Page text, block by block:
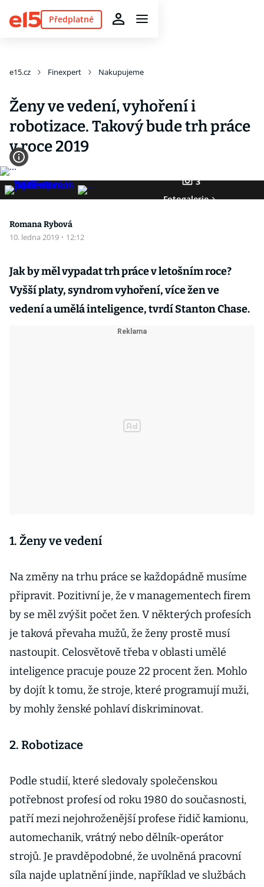
Předplatné
e15.cz Finexpert Nakupujeme
Ženy ve vedení, vyhoření i
robotizace. Takový bude trh práce
v roce 2019
3
Fotogalerie
Romana Rybová
10. ledna 2019 · 12:12
Jak by měl vypadat trh práce v letošním roce?
Vyšší platy, syndrom vyhoření, více žen ve
vedení a umělá inteligence, tvrdí Stanton Chase.
1. Ženy ve vedení
Na změny na trhu práce se každopádně musíme
připravit. Pozitivní je, že v managementech firem
by se měl zvýšit počet žen. V některých profesích
je taková převaha mužů, že ženy prostě musí
nastoupit. Celosvětově třeba v oblasti umělé
inteligence pracuje pouze 22 procent žen. Mohlo
by dojít k tomu, že stroje, které programují muži,
by mohly ženské pohlaví diskriminovat.
2. Robotizace
Podle studií, které sledovaly společenskou
potřebnost profesí od roku 1980 do současnosti,
patří mezi nejohroženější profese řidič kamionu,
automechanik, vrátný nebo dělník-operátor
strojů. Je pravděpodobné, že uvolněná pracovní
síla najde uplatnění jinde, například ve službách